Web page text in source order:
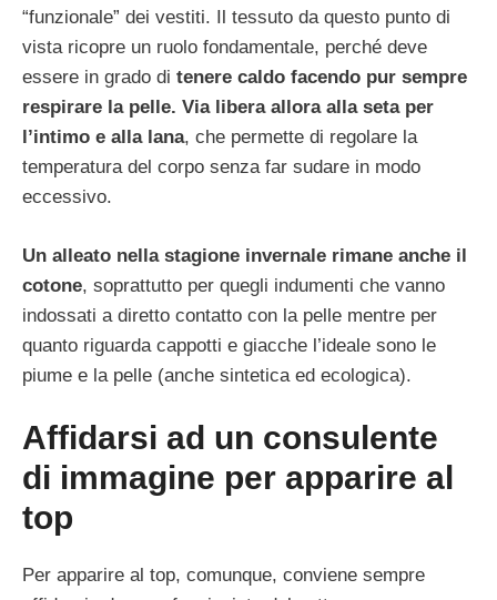
“funzionale” dei vestiti. Il tessuto da questo punto di
vista ricopre un ruolo fondamentale, perché deve
essere in grado di tenere caldo facendo pur sempre
respirare la pelle. Via libera allora alla seta per
l’intimo e alla lana, che permette di regolare la
temperatura del corpo senza far sudare in modo
eccessivo.
Un alleato nella stagione invernale rimane anche il
cotone, soprattutto per quegli indumenti che vanno
indossati a diretto contatto con la pelle mentre per
quanto riguarda cappotti e giacche l’ideale sono le
piume e la pelle (anche sintetica ed ecologica).
Affidarsi ad un consulente
di immagine per apparire al
top
Per apparire al top, comunque, conviene sempre